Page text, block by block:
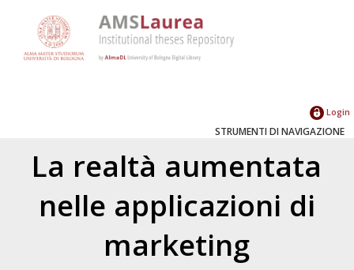
Login
STRUMENTI DI NAVIGAZIONE
La realtà aumentata
nelle applicazioni di
marketing